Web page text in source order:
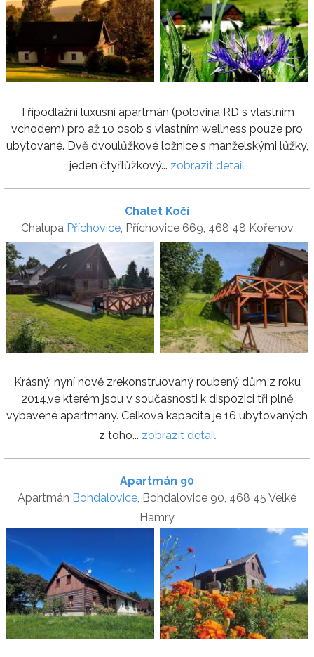
Třípodlažní luxusní apartmán (polovina RD s vlastním
vchodem) pro až 10 osob s vlastním wellness pouze pro
ubytované. Dvě dvoulůžkové ložnice s manželskými lůžky,
jeden čtyřlůžkový... zobrazit detail
Chalet Kočí
Chalupa Příchovice, Příchovice 669, 468 48 Kořenov
Krásný, nyní nově zrekonstruovaný roubený dům z roku
2014,ve kterém jsou v současnosti k dispozici tři plně
vybavené apartmány. Celková kapacita je 16 ubytovaných
z toho... zobrazit detail
Apartmán 90
Apartmán Bohdalovice, Bohdalovice 90, 468 45 Velké
Hamry